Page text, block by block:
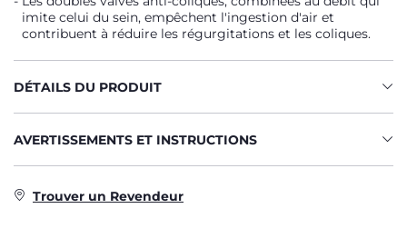
imite celui du sein, empêchent l'ingestion d'air et
contribuent à réduire les régurgitations et les coliques.
DÉTAILS DU PRODUIT
AVERTISSEMENTS ET INSTRUCTIONS
Trouver un Revendeur